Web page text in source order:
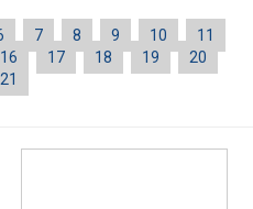
7 8 9 10
11
16 17 18 19
20
21